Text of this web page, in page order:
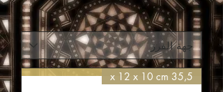
35,5 x 12 x 10 cm